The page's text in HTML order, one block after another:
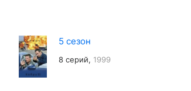
5 сезон
8 серий, 1999